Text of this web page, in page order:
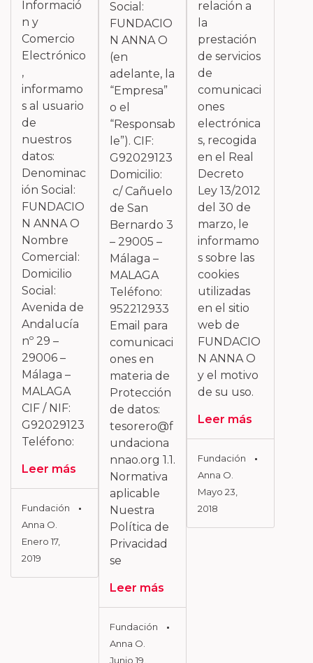
Informació
n y
Comercio
Electrónico
,
informamo
s al usuario
de
nuestros
datos:
Denominac
ión Social:
FUNDACIO
N ANNA O
Nombre
Comercial:
Domicilio
Social:
Avenida de
Andalucía
nº 29 –
29006 –
Málaga –
MALAGA
CIF / NIF:
G92029123
Teléfono:
Leer más
Fundación
Anna O.
Enero 17,
2019
Social:
FUNDACIO
N ANNA O
(en
adelante, la
“Empresa”
o el
“Responsab
le”). CIF:
G92029123
Domicilio:
c/ Cañuelo
de San
Bernardo 3
– 29005 –
Málaga –
MALAGA
Teléfono:
952212933
Email para
comunicaci
ones en
materia de
Protección
de datos:
tesorero@f
undaciona
nnao.org 1.1.
Normativa
aplicable
Nuestra
Política de
Privacidad
se
Leer más
Fundación
Anna O.
Junio 19,
relación a
la
prestación
de servicios
de
comunicaci
ones
electrónica
s, recogida
en el Real
Decreto
Ley 13/2012
del 30 de
marzo, le
informamo
s sobre las
cookies
utilizadas
en el sitio
web de
FUNDACIO
N ANNA O
y el motivo
de su uso.
Leer más
Fundación
Anna O.
Mayo 23,
2018